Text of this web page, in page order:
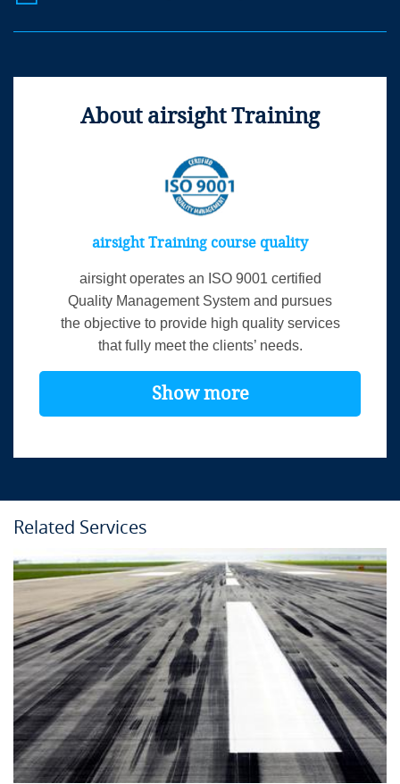
About airsight Training
airsight Training course quality
airsight operates an ISO 9001 certified
Quality Management System and pursues
the objective to provide high quality services
that fully meet the clients’ needs.
Show more
Related Services